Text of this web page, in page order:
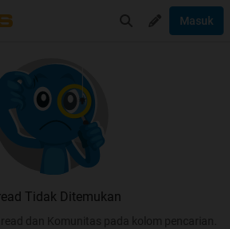
Masuk
Tidak Ditemukan
dan Komunitas pada kolom pencarian.